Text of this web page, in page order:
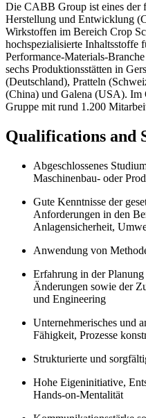
Die CABB Group ist eines der
Herstellung und Entwicklung
Wirkstoffen im Bereich Crop
hochspezialisierte Inhaltsstoffe
Performance-Materials-
sechs Produktionsstätten in
(Deutschland), Pratteln
(China) und Galena (USA). Im
Gruppe mit rund 1.200
Qualifications and
Abgeschlossenes
Maschinenbau- oder
Gute Kenntnisse der
Anforderungen in den
Anlagensicherheit,
Anwendung von
Erfahrung in der
Änderungen sowie der
und Engineering
Unternehmerisches und
Fähigkeit, Prozesse
Strukturierte und
Hohe Eigeninitiative,
Hands-on-Mentalität